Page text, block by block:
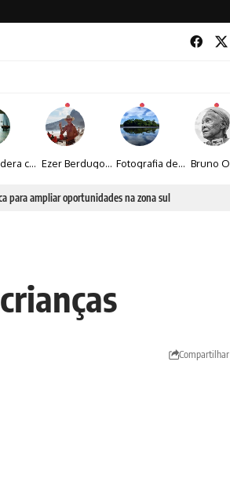
Brasil lidera crescimento entre os 15 maiores mercados globais de viagens corporativas Ezer Berdugo transforma experiências multiculturais e memórias em narrativas visuais por meio da fotografia Fotografia de Fátima Carlini transforma paisagens naturais em experiências de contemplação
lua
Compartilhar